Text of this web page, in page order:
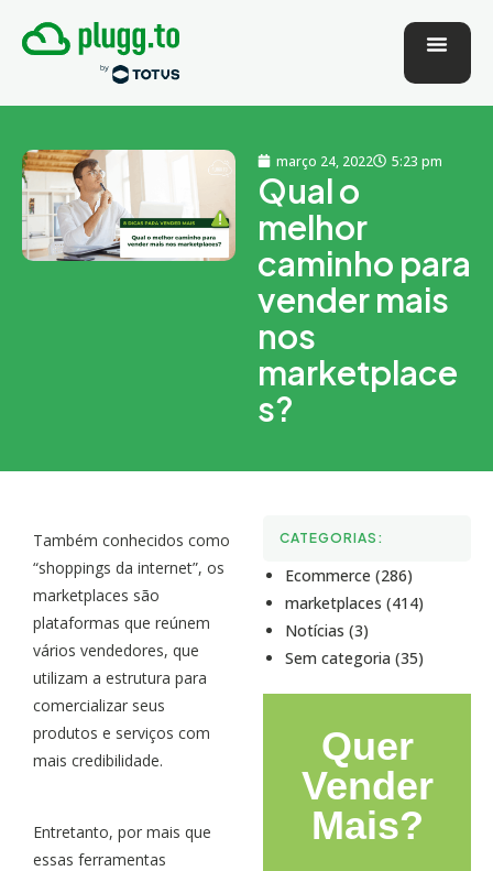
março 24, 2022 5:23 pm
Qual o
melhor
caminho para
vender mais
nos
marketplace
s?
Também conhecidos como
“shoppings da internet”, os
marketplaces são
plataformas que reúnem
vários vendedores, que
utilizam a estrutura para
comercializar seus
produtos e serviços com
mais credibilidade.
Entretanto, por mais que
essas ferramentas
CATEGORIAS:
Ecommerce (286)
marketplaces (414)
Notícias (3)
Sem categoria (35)
Quer
Vender
Mais?